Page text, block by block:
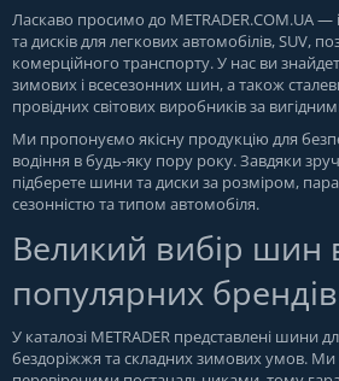
Ласкаво просимо до METRADER.COM.UA—
та дисків для легкових автомобілів, SUV,
комерційного транспорту. У нас ви
зимових і всесезонних шин, а також
провідних світових виробників за
Ми пропонуємо якісну продукцію для
водіння в будь-яку пору року. Завдяки
підберете шини та диски за розміром,
сезонністю та типом автомобіля.
Великий вибір шин
популярних брендів
У каталозі METRADER представлені шини
бездоріжжя та складних зимових умов.